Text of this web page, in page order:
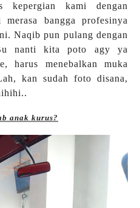
kepergian kami dengan
merasa bangga profesinya
Naqib pun pulang dengan
nanti kita poto agy ya
harus menebalkan muka
kan sudah foto disana,
anak kurus?